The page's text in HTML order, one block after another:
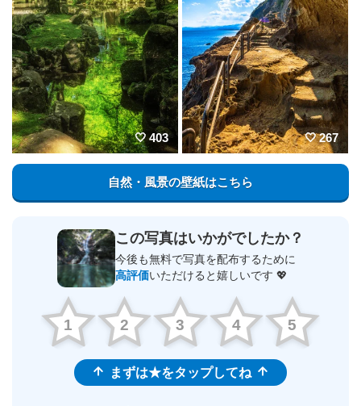
403 267
自然・風景の壁紙はこちら
この写真はいかがでしたか？
今後も無料で写真を配布するために
高評価いただけると嬉しいです 💖
1 2 3 4 5
まずは★をタップしてね